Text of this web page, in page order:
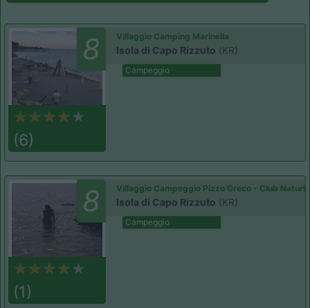
8
(6)
Villaggio Camping Marinella
Isola di Capo Rizzuto (KR)
Campeggio
8
(1)
Villaggio Campeggio Pizzo Greco - Club
Isola di Capo Rizzuto (KR)
Campeggio